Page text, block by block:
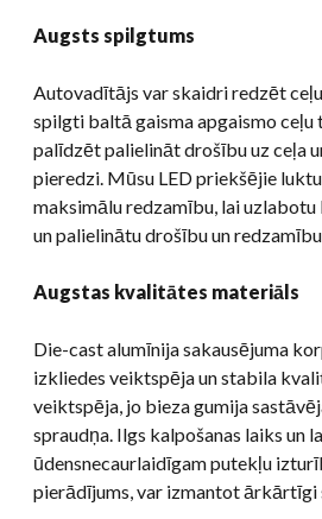
Augsts spilgtums
Autovadītājs var skaidri redzēt
spilgti baltā gaisma apgaismo ceļu
palīdzēt palielināt drošību uz ceļa
pieredzi. Mūsu LED priekšējie
maksimālu redzamību, lai
un palielinātu drošību un
Augstas kvalitātes materiāls
Die-cast alumīnija sakausējuma
izkliedes veiktspēja un stabila
veiktspēja, jo bieza gumija
spraudņa. Ilgs kalpošanas laiks un
ūdensnecaurlaidīgam putekļu
pierādījums, var izmantot ārkārtīgi